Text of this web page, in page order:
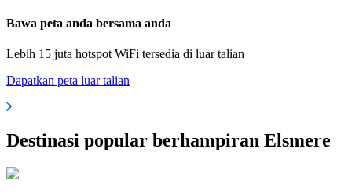
Bawa peta anda bersama anda
Lebih 15 juta hotspot WiFi tersedia di luar talian
Dapatkan peta luar talian
Destinasi popular berhampiran Elsmere